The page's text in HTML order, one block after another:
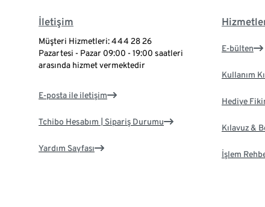
İletişim
Müşteri Hizmetleri: 444 28 26
Pazartesi - Pazar 09:00 - 19:00 saatleri
arasında hizmet vermektedir
E-posta ile iletişim
Tchibo Hesabım | Sipariş Durumu
Yardım Sayfası
E-bülten
Kullanım
Hediye
Kılavuz &
İşlem